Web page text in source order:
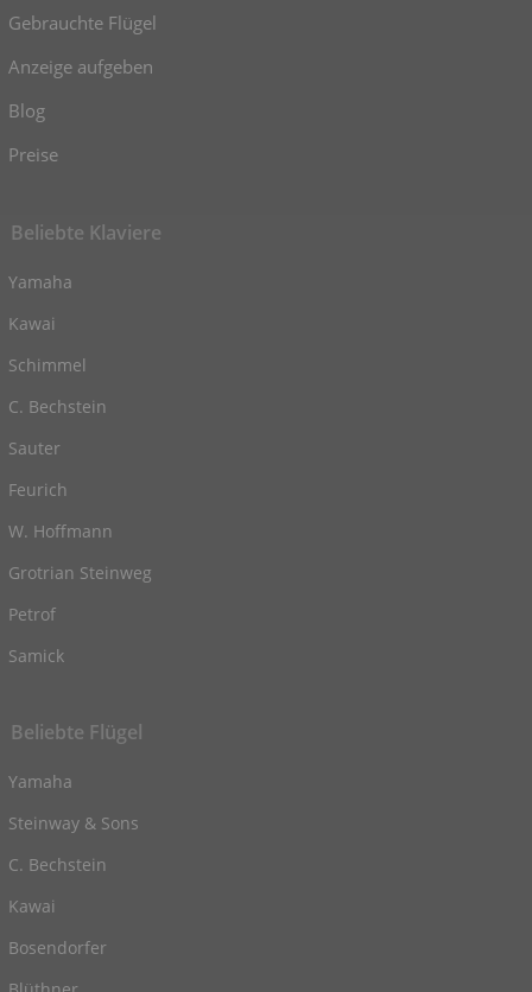
Gebrauchte Flügel
Anzeige aufgeben
Blog
Preise
Beliebte Klaviere
Yamaha
Kawai
Schimmel
C. Bechstein
Sauter
Feurich
W. Hoffmann
Grotrian Steinweg
Petrof
Samick
Beliebte Flügel
Yamaha
Steinway & Sons
C. Bechstein
Kawai
Bosendorfer